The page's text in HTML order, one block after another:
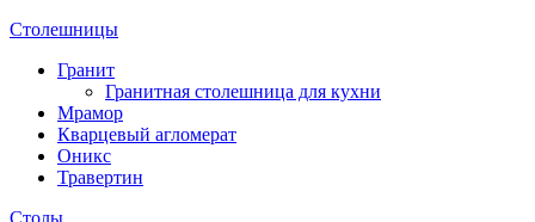
Столешницы
Гранит
Гранитная столешница для кухни
Мрамор
Кварцевый агломерат
Оникс
Травертин
Столы